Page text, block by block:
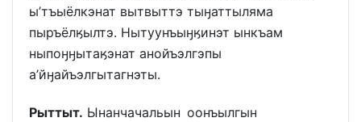
ы’тъыёлкэнат вытвыттэ тыӈаттыляма
пыръёлӄылтэ. Нытуунъыӈӄинэт ынкъам
ныпоӈӈытаӄэнат анойъэлгэпы
а’йӈайъэлгытагнэты.
Рыттыт. Ынанчачальын оонъылгын